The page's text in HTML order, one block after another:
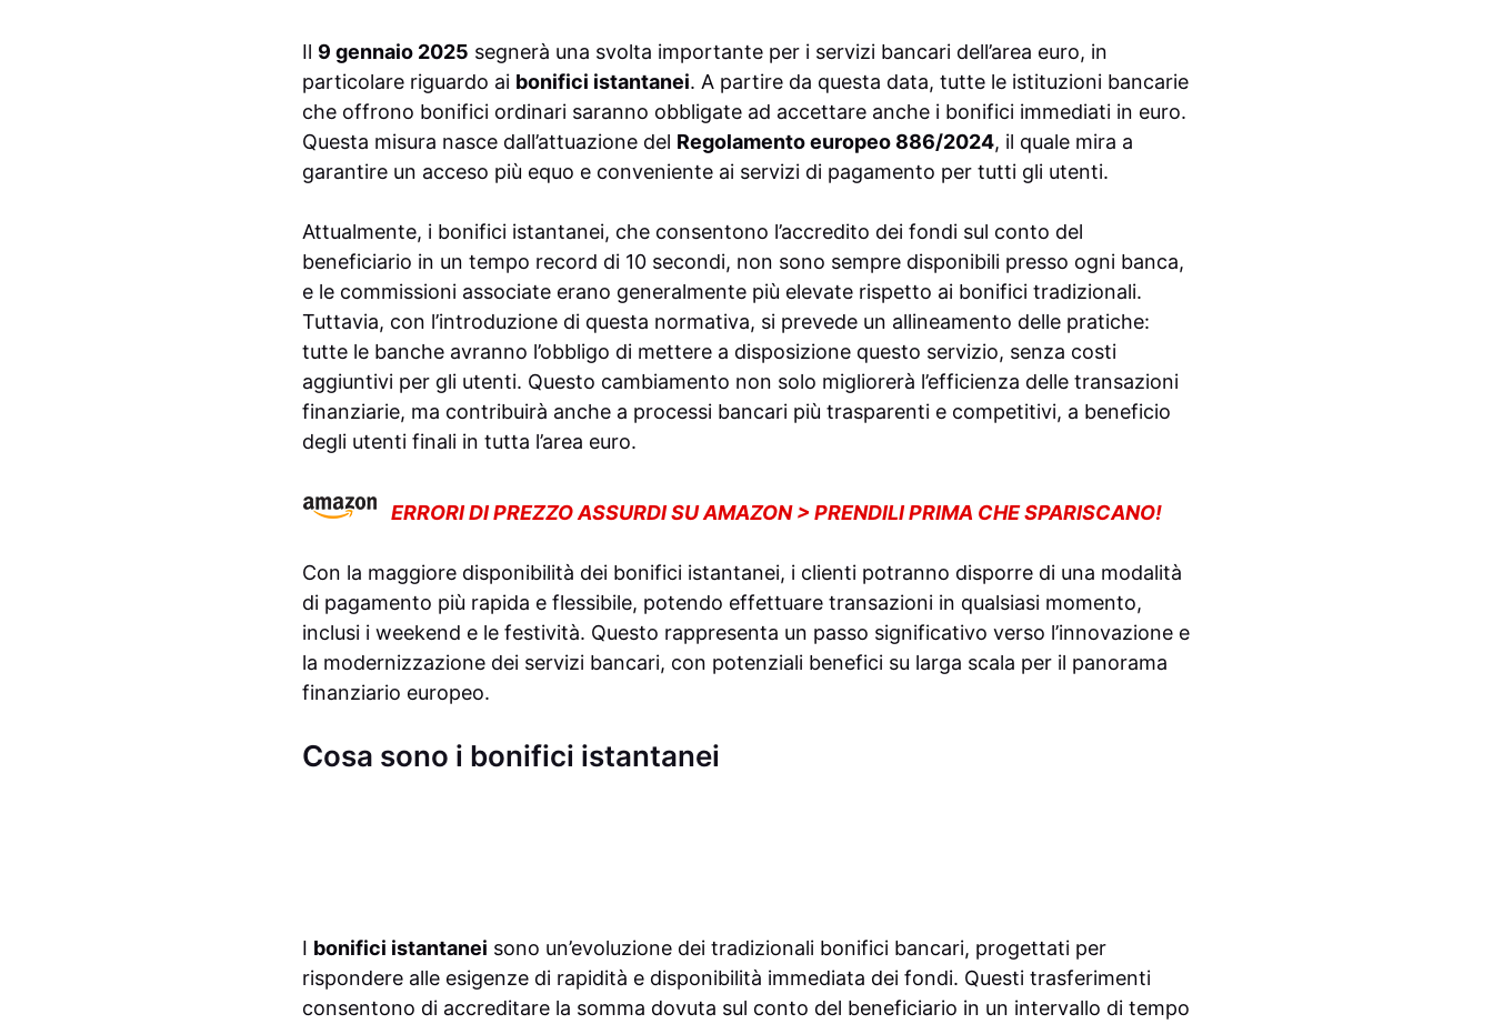
Il 9 gennaio 2025 segnerà una svolta importante per i servizi bancari dell’area euro, in
particolare riguardo ai bonifici istantanei. A partire da questa data, tutte le istituzioni bancarie
che offrono bonifici ordinari saranno obbligate ad accettare anche i bonifici immediati in euro.
Questa misura nasce dall’attuazione del Regolamento europeo 886/2024, il quale mira a
garantire un acceso più equo e conveniente ai servizi di pagamento per tutti gli utenti.
Attualmente, i bonifici istantanei, che consentono l’accredito dei fondi sul conto del
beneficiario in un tempo record di 10 secondi, non sono sempre disponibili presso ogni banca,
e le commissioni associate erano generalmente più elevate rispetto ai bonifici tradizionali.
Tuttavia, con l’introduzione di questa normativa, si prevede un allineamento delle pratiche:
tutte le banche avranno l’obbligo di mettere a disposizione questo servizio, senza costi
aggiuntivi per gli utenti. Questo cambiamento non solo migliorerà l’efficienza delle transazioni
finanziarie, ma contribuirà anche a processi bancari più trasparenti e competitivi, a beneficio
degli utenti finali in tutta l’area euro.
ERRORI DI PREZZO ASSURDI SU AMAZON > PRENDILI PRIMA CHE SPARISCANO!
Con la maggiore disponibilità dei bonifici istantanei, i clienti potranno disporre di una modalità
di pagamento più rapida e flessibile, potendo effettuare transazioni in qualsiasi momento,
inclusi i weekend e le festività. Questo rappresenta un passo significativo verso l’innovazione e
la modernizzazione dei servizi bancari, con potenziali benefici su larga scala per il panorama
finanziario europeo.
Cosa sono i bonifici istantanei
I bonifici istantanei sono un’evoluzione dei tradizionali bonifici bancari, progettati per
rispondere alle esigenze di rapidità e disponibilità immediata dei fondi. Questi trasferimenti
consentono di accreditare la somma dovuta sul conto del beneficiario in un intervallo di tempo